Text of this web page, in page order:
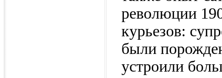
революции
курьезов:
были
устроили